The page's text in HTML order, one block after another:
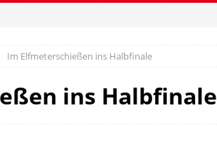
Im Elfmeterschießen ins Halbfinale
ins Halbfinale